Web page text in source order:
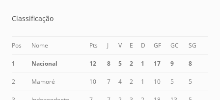
Classificação
Pos Nome Pts J V E D GF GC SG
1 Nacional 12 8 5 2 1 17 9 8
2 Mamoré 10 7 4 2 1 10 5 5